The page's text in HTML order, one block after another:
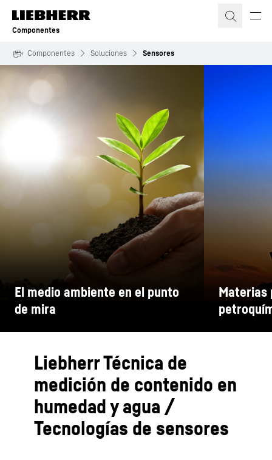
Componentes
Componentes Soluciones Sensores
El medio ambiente en el punto
de mira
Juntos por una Tierra sana
Materias
Técnica de
Liebherr Técnica de
medición de contenido en
humedad y agua /
Tecnologías de sensores